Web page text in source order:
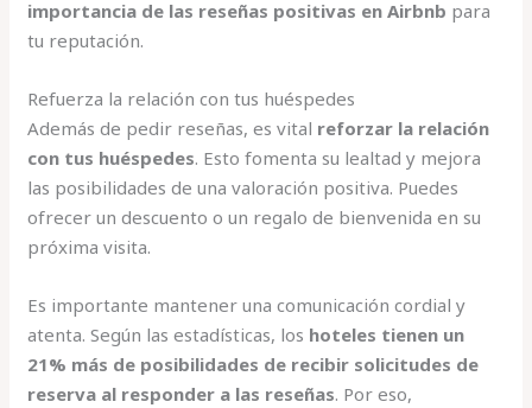
importancia de las reseñas positivas en Airbnb para
tu reputación.
Refuerza la relación con tus huéspedes
Además de pedir reseñas, es vital reforzar la relación
con tus huéspedes. Esto fomenta su lealtad y mejora
las posibilidades de una valoración positiva. Puedes
ofrecer un descuento o un regalo de bienvenida en su
próxima visita.
Es importante mantener una comunicación cordial y
atenta. Según las estadísticas, los hoteles tienen un
21% más de posibilidades de recibir solicitudes de
reserva al responder a las reseñas. Por eso,